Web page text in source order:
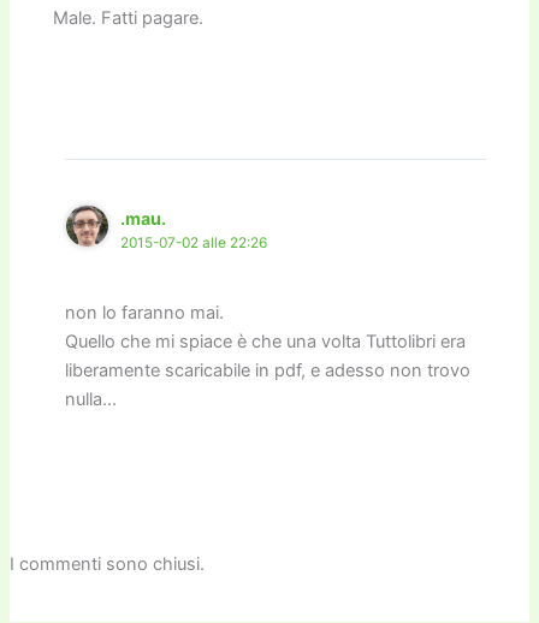
Male. Fatti pagare.
.mau.
2015-07-02 alle 22:26
non lo faranno mai.
Quello che mi spiace è che una volta Tuttolibri era
liberamente scaricabile in pdf, e adesso non trovo
nulla…
I commenti sono chiusi.